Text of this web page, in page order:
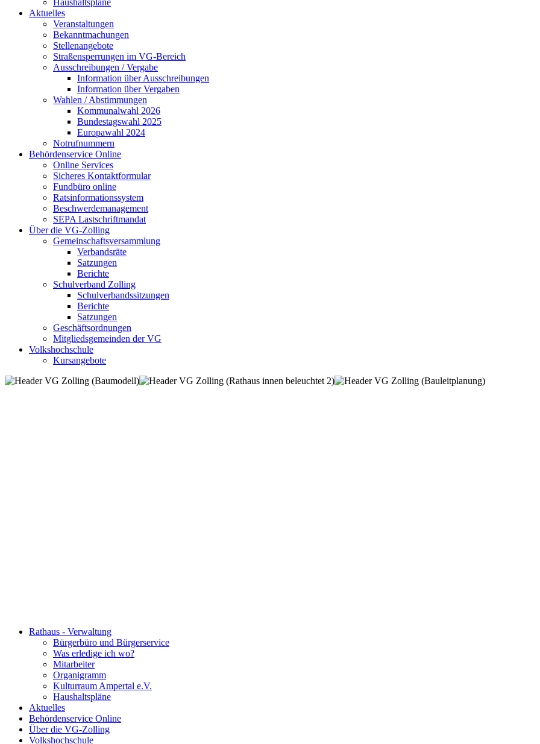
Haushaltspläne
Aktuelles
Veranstaltungen
Bekanntmachungen
Stellenangebote
Straßensperrungen im VG-Bereich
Ausschreibungen / Vergabe
Information über Ausschreibungen
Information über Vergaben
Wahlen / Abstimmungen
Kommunalwahl 2026
Bundestagswahl 2025
Europawahl 2024
Notrufnummern
Behördenservice Online
Online Services
Sicheres Kontaktformular
Fundbüro online
Ratsinformationssystem
Beschwerdemanagement
SEPA Lastschriftmandat
Über die VG-Zolling
Gemeinschaftsversammlung
Verbandsräte
Satzungen
Berichte
Schulverband Zolling
Schulverbandssitzungen
Berichte
Satzungen
Geschäftsordnungen
Mitgliedsgemeinden der VG
Volkshochschule
Kursangebote
Rathaus - Verwaltung
Bürgerbüro und Bürgerservice
Was erledige ich wo?
Mitarbeiter
Organigramm
Kulturraum Ampertal e.V.
Haushaltspläne
Aktuelles
Behördenservice Online
Über die VG-Zolling
Volkshochschule